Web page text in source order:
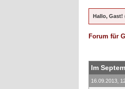
Hallo, Gast!
Forum für
Im
16.09.2013,